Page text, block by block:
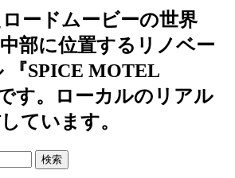
ロードムービーの世界
部に位置するリノベー
『SPICE MOTEL
す。ローカルのリアル
ています。